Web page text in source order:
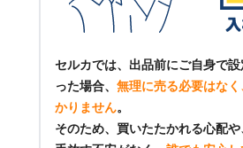
セルカでは、出品前にご自身で
った場合、 無理に売る必要はな
かりません。
そのため、買いたたかれる心配